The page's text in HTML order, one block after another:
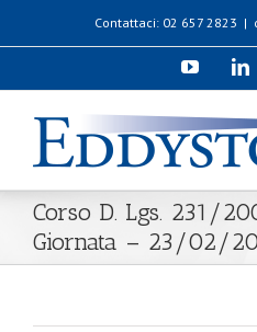
Contattaci: 02 657 2823 |
Corso D. Lgs. 231/
Giornata – 23/02/